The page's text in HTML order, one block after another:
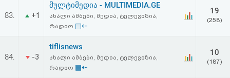
რეგისტრაცია
პაროლის
აღდგენა
83. +1
მულტიმედია - MULTIMEDIA.GE
ახალი ამბები, მედია, ტელევიზია,
რადიო ▤⇠
19
(258)
84. -3
tiflisnews
ახალი ამბები, მედია, ტელევიზია,
რადიო ▤⇠
10
(187)